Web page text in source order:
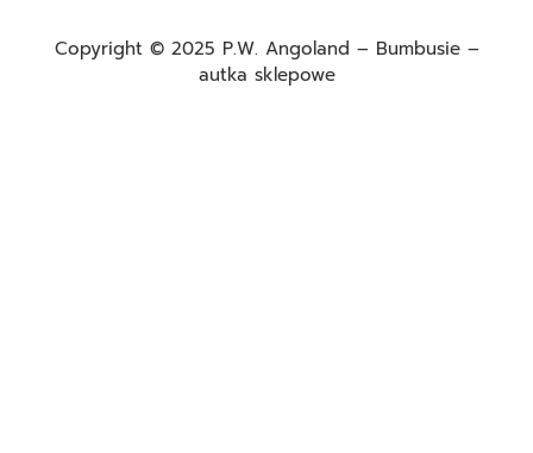
Copyright © 2025 P.W. Angoland – Bumbusie –
autka sklepowe